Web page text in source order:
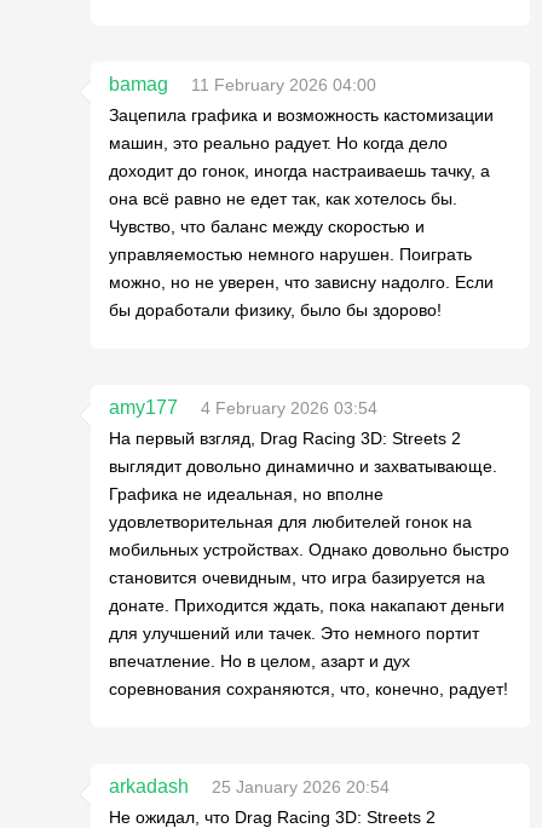
bamag
11 February 2026 04:00
Зацепила графика и возможность кастомизации
машин, это реально радует. Но когда дело
доходит до гонок, иногда настраиваешь тачку, а
она всё равно не едет так, как хотелось бы.
Чувство, что баланс между скоростью и
управляемостью немного нарушен. Поиграть
можно, но не уверен, что зависну надолго. Если
бы доработали физику, было бы здорово!
amy177
4 February 2026 03:54
На первый взгляд, Drag Racing 3D: Streets 2
выглядит довольно динамично и захватывающе.
Графика не идеальная, но вполне
удовлетворительная для любителей гонок на
мобильных устройствах. Однако довольно быстро
становится очевидным, что игра базируется на
донате. Приходится ждать, пока накапают деньги
для улучшений или тачек. Это немного портит
впечатление. Но в целом, азарт и дух
соревнования сохраняются, что, конечно, радует!
arkadash
25 January 2026 20:54
Не ожидал, что Drag Racing 3D: Streets 2